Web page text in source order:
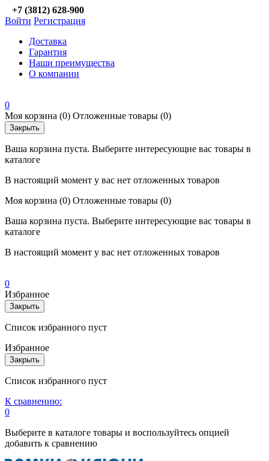
+7 (3812) 628-900
Войти Регистрация
Доставка
Гарантия
Наши преимущества
О компании
0
Моя корзина (0) Отложенные товары (0)
Закрыть
Ваша корзина пуста. Выберите интересующие вас товары в
каталоге
В настоящий момент у вас нет отложенных товаров
Моя корзина (0) Отложенные товары (0)
Ваша корзина пуста. Выберите интересующие вас товары в
каталоге
В настоящий момент у вас нет отложенных товаров
0
Избранное
Закрыть
Список избранного пуст
Избранное
Закрыть
Список избранного пуст
К сравнению:
0
Выберите в каталоге товары и воспользуйтесь опцией
добавить к сравнению